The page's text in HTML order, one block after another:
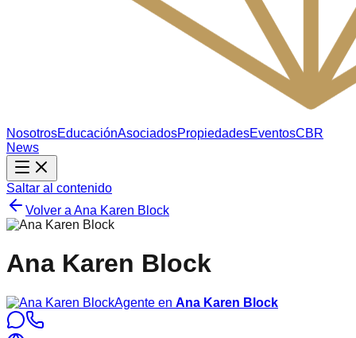
NosotrosEducaciónAsociadosPropiedadesEventosCBR
News
Saltar al contenido
Volver a Ana Karen Block
Ana Karen Block
Agente en Ana Karen Block